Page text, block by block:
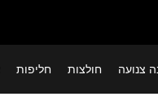
צנועה חולצות חליפות